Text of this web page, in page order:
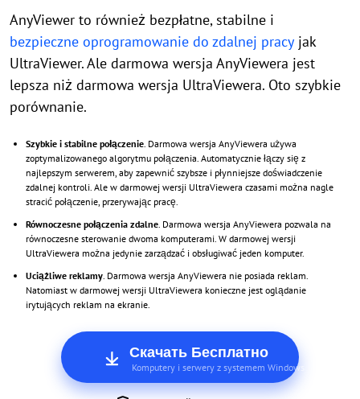
AnyViewer to również bezpłatne, stabilne i
bezpieczne oprogramowanie do zdalnej pracy jak
UltraViewer. Ale darmowa wersja AnyViewera jest
lepsza niż darmowa wersja UltraViewera. Oto szybkie
porównanie.
Szybkie i stabilne połączenie. Darmowa wersja AnyViewera używa
zoptymalizowanego algorytmu połączenia. Automatycznie łączy się z
najlepszym serwerem, aby zapewnić szybsze i płynniejsze doświadczenie
zdalnej kontroli. Ale w darmowej wersji UltraViewera czasami można nagle
stracić połączenie, przerywając pracę.
Równoczesne połączenia zdalne. Darmowa wersja AnyViewera pozwala na
równoczesne sterowanie dwoma komputerami. W darmowej wersji
UltraViewera można jedynie zarządzać i obsługiwać jeden komputer.
Uciążliwe reklamy. Darmowa wersja AnyViewera nie posiada reklam.
Natomiast w darmowej wersji UltraViewera konieczne jest oglądanie
irytujących reklam na ekranie.
Скачать Бесплатно
Komputery i serwery z systemem Windows